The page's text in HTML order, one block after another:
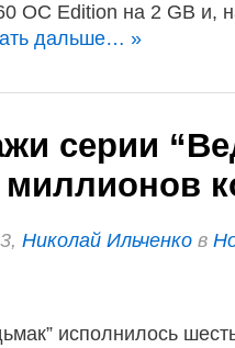
OC Edition на 2 GB и,
дальше… »
серии
Николай Ильченко в
исполнилось